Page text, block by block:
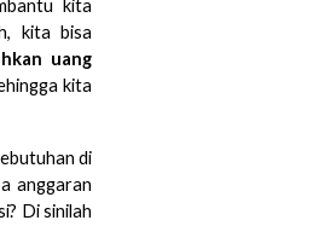
kita
kita bisa
uang
kita
di
anggaran
Di sinilah